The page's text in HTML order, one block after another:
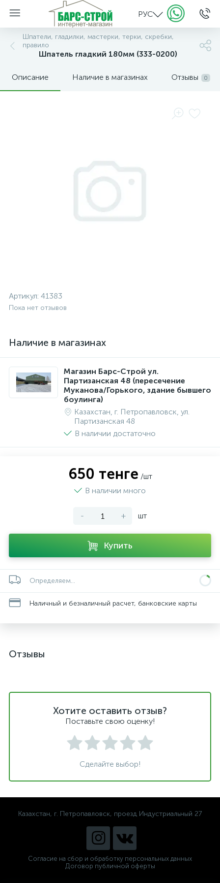
РУС
Шпатели, гладилки, мастерки, терки, скребки,
правило
Шпатель гладкий 180мм (333-0200)
Описание Наличие в магазинах Отзывы 0
Артикул: 41383
Пока нет отзывов
Наличие в магазинах
Магазин Барс-Строй ул.
Партизанская 48 (пересечение
Муканова/Горького, здание бывшего
боулинга)
Казахстан, г. Петропавловск, ул.
Партизанская 48
В наличии достаточно
650 тенге /шт
В наличии много
- + шт
Купить
Определяем...
Наличный и безналичный расчет, банковские карты
Отзывы
Хотите оставить отзыв?
Поставьте свою оценку!
Сделайте выбор!
Казахстан, г. Петропавловск, проезд Индустриальный 27
Согласие на сбор и обработку персональных данных
Договор публичной оферты